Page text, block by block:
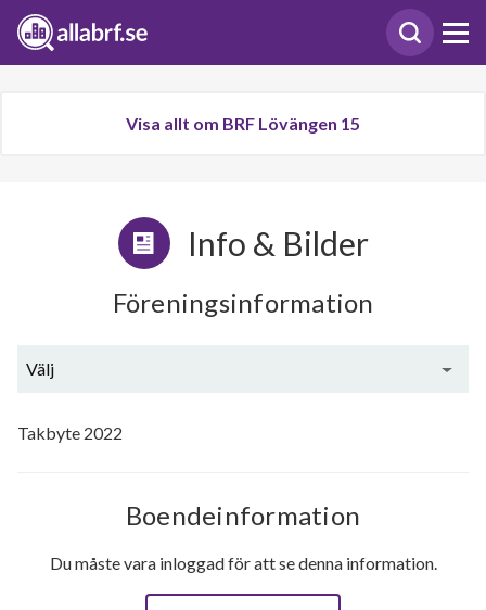
Visa allt om BRF Lövängen 15
Info & Bilder
Föreningsinformation
Välj
Takbyte 2022
Boendeinformation
Du måste vara inloggad för att se denna information.